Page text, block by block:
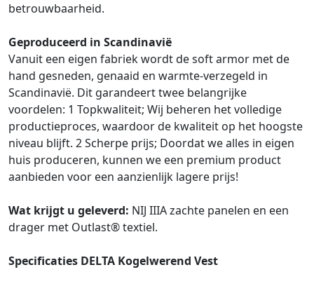
betrouwbaarheid.
Geproduceerd in Scandinavië
Vanuit een eigen fabriek wordt de soft armor met de
hand gesneden, genaaid en warmte-verzegeld in
Scandinavië. Dit garandeert twee belangrijke
voordelen: 1 Topkwaliteit; Wij beheren het volledige
productieproces, waardoor de kwaliteit op het hoogste
niveau blijft. 2 Scherpe prijs; Doordat we alles in eigen
huis produceren, kunnen we een premium product
aanbieden voor een aanzienlijk lagere prijs!
Wat krijgt u geleverd: NIJ IIIA zachte panelen en een
drager met Outlast® textiel.
Specificaties DELTA Kogelwerend Vest